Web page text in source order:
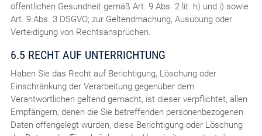
öffentlichen Gesundheit gemäß Art. 9 Abs. 2 lit. h) und i) sowie
Art. 9 Abs. 3 DSGVO; zur Geltendmachung, Ausübung oder
Verteidigung von Rechtsansprüchen.
6.5 RECHT AUF UNTERRICHTUNG
Haben Sie das Recht auf Berichtigung, Löschung oder
Einschränkung der Verarbeitung gegenüber dem
Verantwortlichen geltend gemacht, ist dieser verpflichtet, allen
Empfängern, denen die Sie betreffenden personenbezogenen
Daten offengelegt wurden, diese Berichtigung oder Löschung